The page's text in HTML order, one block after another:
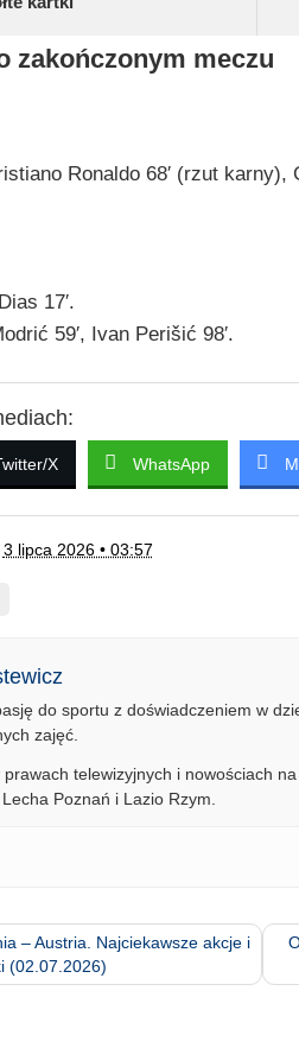
zakończonym meczu
Ronaldo 68′ (rzut karny),
17′.
59′, Ivan Perišić 98′.
X WhatsApp
3 lipca 2026 • 03:57
do sportu z doświadczeniem w
zajęć.
telewizyjnych i nowościach
Poznań i Lazio Rzym.
– Austria. Najciekawsze akcje i
(02.07.2026)